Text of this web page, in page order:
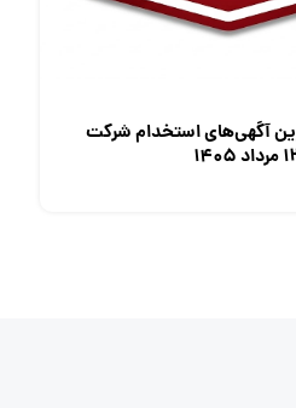
آگهی‌های استخدام شرکت